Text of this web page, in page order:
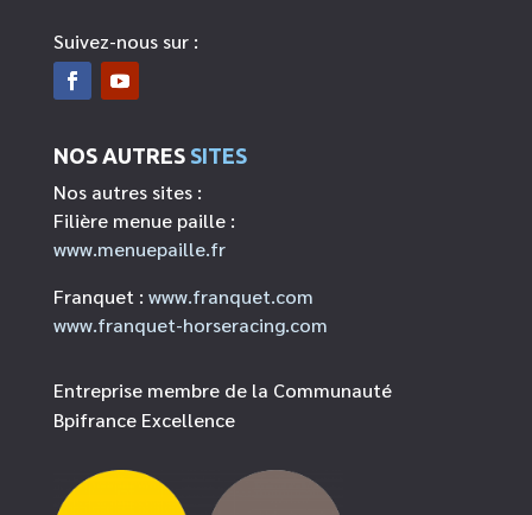
Suivez-nous sur :
NOS AUTRESSITES
Nos autres sites :
Filière menue paille :
www.menuepaille.fr
Franquet : www.franquet.com
www.franquet-horseracing.com
Entreprise membre de la Communauté
Bpifrance Excellence